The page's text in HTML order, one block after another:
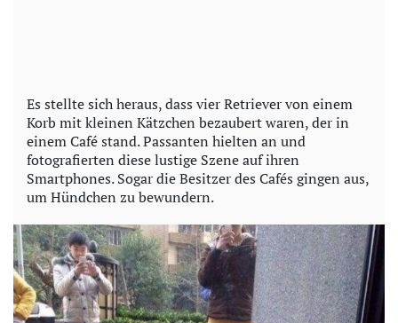
Es stellte sich heraus, dass vier Retriever von einem
Korb mit kleinen Kätzchen bezaubert waren, der in
einem Café stand. Passanten hielten an und
fotografierten diese lustige Szene auf ihren
Smartphones. Sogar die Besitzer des Cafés gingen aus,
um Hündchen zu bewundern.